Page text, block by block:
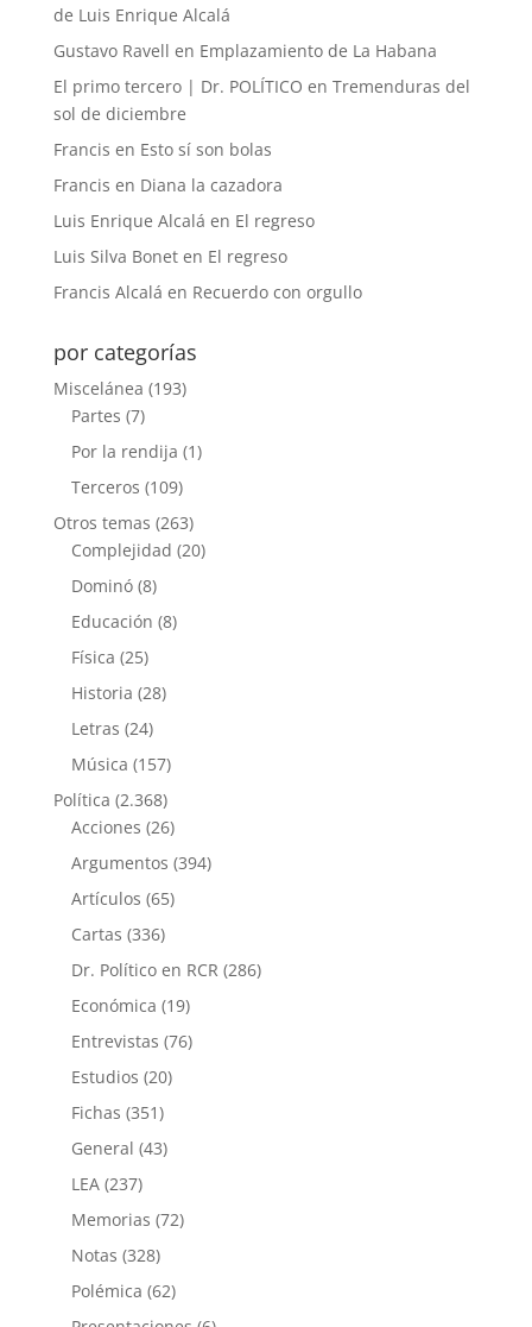
de Luis Enrique Alcalá
Gustavo Ravell en Emplazamiento de La Habana
El primo tercero | Dr. POLÍTICO en Tremenduras del
sol de diciembre
Francis en Esto sí son bolas
Francis en Diana la cazadora
Luis Enrique Alcalá en El regreso
Luis Silva Boneten El regreso
Francis Alcalá en Recuerdo con orgullo
por categorías
Miscelánea (193)
Partes (7)
Por la rendija (1)
Terceros (109)
Otros temas (263)
Complejidad (20)
Dominó(8)
Educación (8)
Física (25)
Historia (28)
Letras (24)
Música (157)
Política (2.368)
Acciones (26)
Argumentos (394)
Artículos (65)
Cartas (336)
Dr. Político en RCR (286)
Económica (19)
Entrevistas (76)
Estudios (20)
Fichas (351)
General (43)
LEA(237)
Memorias (72)
Notas (328)
Polémica (62)